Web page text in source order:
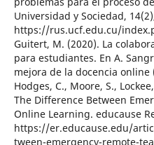
Universidad y Sociedad,
https://rus.ucf.edu.cu/
Guitert, M. (2020). La
para estudiantes. En A.
mejora de la docencia online
Hodges, C., Moore, S.,
The Difference Between
Online Learning. educause
https://er.educause.edu/
tween-emergency-remote-